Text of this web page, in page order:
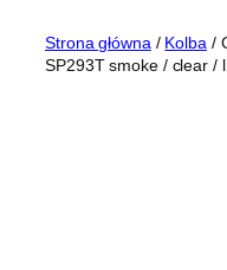
Strona główna / Kolba /
SP293T smoke / clear /